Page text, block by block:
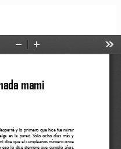
Descargar PDF